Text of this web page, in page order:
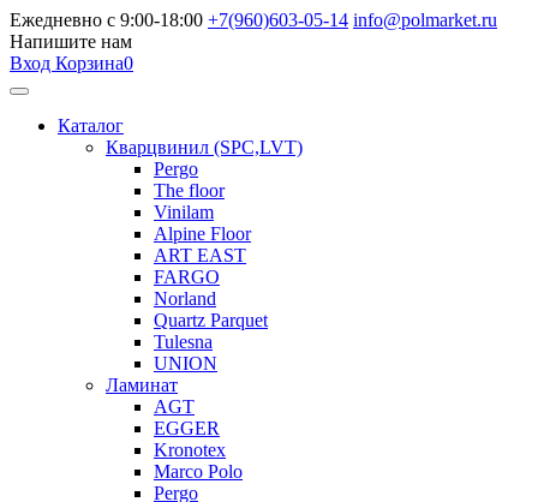
Ежедневно с 9:00-18:00 +7(960)603-05-14 info@polmarket.ru
Напишите нам
Вход Корзина0
Каталог
Кварцвинил (SPC,LVT)
Pergo
The floor
Vinilam
Alpine Floor
ART EAST
FARGO
Norland
Quartz Parquet
Tulesna
UNION
Ламинат
AGT
EGGER
Kronotex
Marco Polo
Pergo